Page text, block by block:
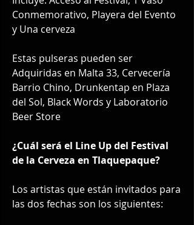
Conmemorativo, Playera del Evento
y Una cerveza
Estas pulseras pueden ser
Adquiridas en Malta 33, Cervecería
Barrio Chino, Drunkentap en Plaza
del Sol, Black Words y Laboratorio
Beer Store
¿Cuál será el Line Up del Festival
de la Cerveza en Tlaquepaque?
Los artistas que están invitados para
las dos fechas son los siguientes: